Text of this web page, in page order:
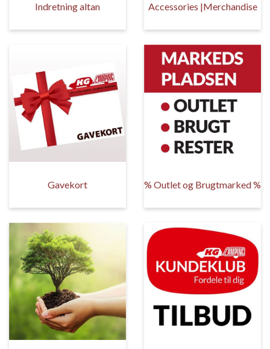
Indretning altan Accessories |Merchandise
Gavekort % Outlet og Brugtmarked %